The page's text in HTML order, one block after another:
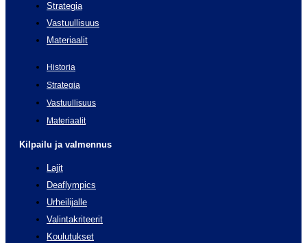
Strategia
Vastuullisuus
Materiaalit
Historia
Strategia
Vastuullisuus
Materiaalit
Kilpailu ja valmennus
Lajit
Deaflympics
Urheilijalle
Valintakriteerit
Koulutukset